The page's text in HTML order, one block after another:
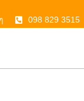
098 829 3515